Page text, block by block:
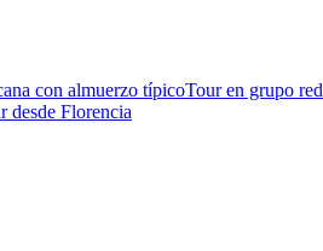
con almuerzo típicoTour en grupo
desde Florencia